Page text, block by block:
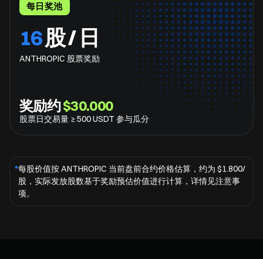
每日奖池
16股 / 日
ANTHROPIC 股票奖励
奖励约$30.000
股票日交易量 ≥ 500 USDT 参与瓜分
*每股价值按 ANTHROPIC 当前盘前合约价格估算，约为 $1.800/
股，实际发放股数基于奖励预估价值进行计算，详情见注意事
项。